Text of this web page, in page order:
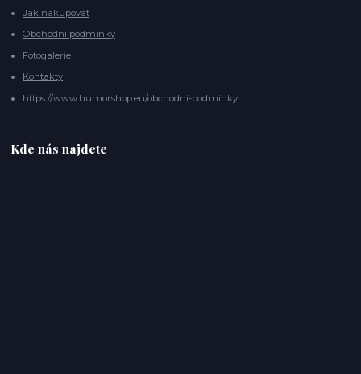
Jak nakupovat
Obchodní podmínky
Fotogalerie
Kontakty
https://www.humorshop.eu/obchodni-podminky
Kde nás najdete